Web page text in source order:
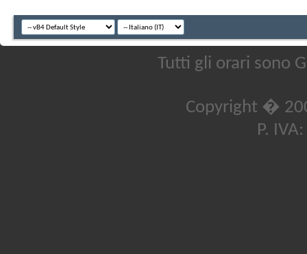
Tutti gli orari sono
Copyright �
P.